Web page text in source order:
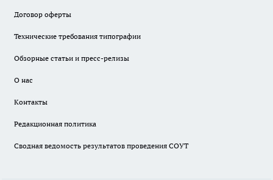
Договор оферты
Технические требования типографии
Обзорные статьи и пресс-релизы
О нас
Контакты
Редакционная политика
Сводная ведомость результатов проведения СОУТ